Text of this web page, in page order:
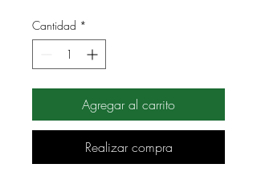
Cantidad *
Agregar al carrito
Realizar compra